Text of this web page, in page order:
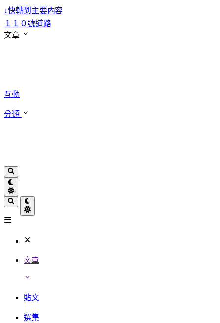
↓快轉到主要內容
１１０號道路
文章
互動
分類
文章
貼文
選集